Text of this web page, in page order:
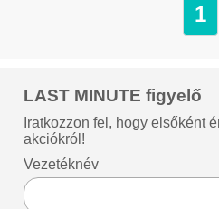
1
LAST MINUTE figyelő
Iratkozzon fel, hogy elsőként
akciókról!
Vezetéknév